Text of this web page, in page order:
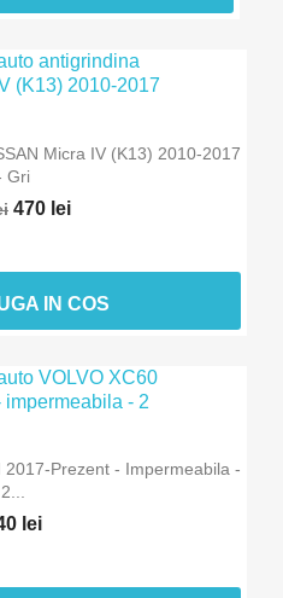
Micra IV (K13) 2010-2017
Gri
470 lei
IN COS
2017-Prezent - Impermeabila -
2...
lei